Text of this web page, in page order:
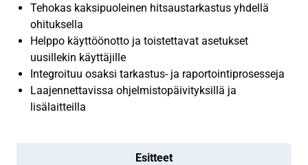
Tehokas kaksipuoleinen hitsaustarkastus yhdellä
ohituksella
Helppo käyttöönotto ja toistettavat asetukset
uusillekin käyttäjille
Integroituu osaksi tarkastus- ja raportointiprosesseja
Laajennettavissa ohjelmistopäivityksillä ja
lisälaitteilla
Esitteet